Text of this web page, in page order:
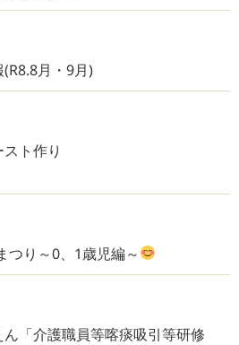
月・9月)
ト作り
り～0、1歳児編～
「介護職員等喀痰吸引等研修